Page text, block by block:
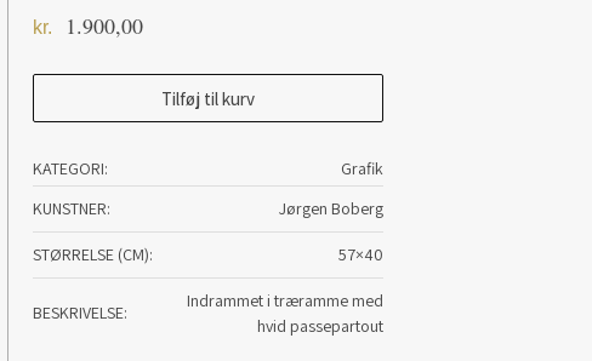
kr. 1.900,00
antal
Tilføj til kurv
KATEGORI:
Grafik
KUNSTNER
Jørgen Boberg
STØRRELSE (CM) 57×40
BESKRIVELSE
Indrammet i træramme med
hvid passepartout